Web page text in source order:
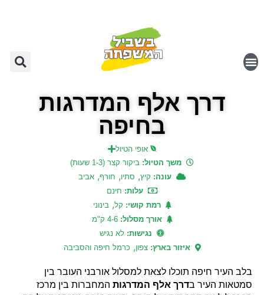
דרך אלף המדרגות
בחיפה
אופי הטיול
משך הטיול: ביקור קצר (1-3 שעות)
עונה: קיץ, סתיו, חורף, אביב
עלות: חינם
רמת קושי: קל, בינוני
אורך מסלול:4-6 ק"מ
נגישות: לא נגיש
איזור בארץ:צפון, כרמל חיפה והסביבה
בלב העיר חיפה תוכלו לצאת למסלול אורבני העובר בין
סמטאות העיר בדרך אלף המדרגות המחברות בין מרכז